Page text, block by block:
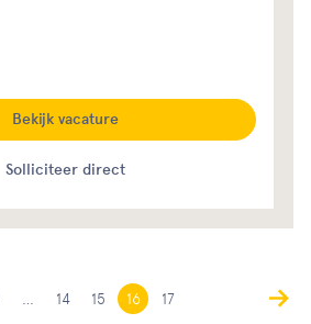
Solliciteer direct
Bekijk vacature
14 15 16 17